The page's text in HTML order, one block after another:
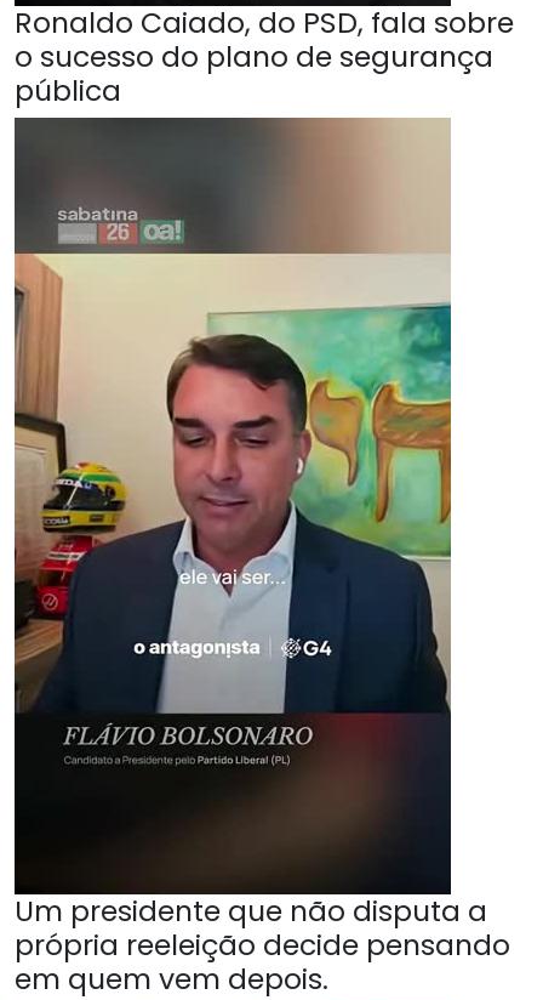
Ronaldo Caiado, do PSD, fala sobre
o sucesso do plano de segurança
pública
Um presidente que não disputa a
própria reeleição decide pensando
em quem vem depois.